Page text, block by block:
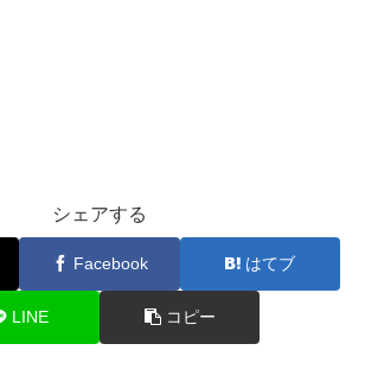
シェアする
Facebook はてブ
LINE コピー